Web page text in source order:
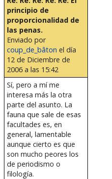
principio de
proporcionalidad de
las penas.
Enviado por
coup_de_bâton el día
12 de Diciembre de
2006 a las 15:42
Sí, pero a mí me
interesa más la otra
parte del asunto. La
fauna que sale de esas
facultades es, en
general, lamentable
aunque cierto es que
son mucho peores los
de periodismo o
filología.